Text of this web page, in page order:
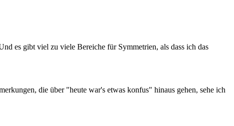
es gibt viel zu viele Bereiche für Symmetrien, als dass ich das
die über "heute war's etwas konfus" hinaus gehen, sehe ich